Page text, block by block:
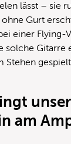
lässt – sie
ohne Gurt
einer Flying-
solche Gitarre
Stehen
am